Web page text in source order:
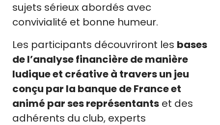
sujets sérieux abordés avec
convivialité et bonne humeur.
Les participants découvriront les bases
de l’analyse financière de manière
ludique et créative à travers un jeu
conçu par la banque de France et
animé par ses représentants et des
adhérents du club, experts